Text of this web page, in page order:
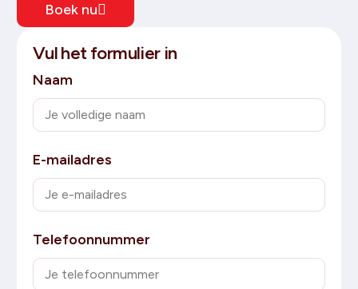
Boek nu
Vul het formulier in
Naam
E-mailadres
Telefoonnummer